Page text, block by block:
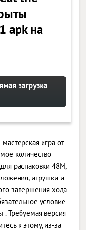
apk на
загрузка
игра от
количество
распаковки 48M,
игрушки и
завершения хода
условие -
. Требуемая версия
к этому, из-за